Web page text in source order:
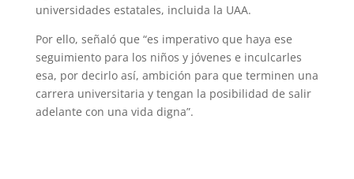
universidades estatales, incluida la UAA.
Por ello, señaló que “es imperativo que haya ese
seguimiento para los niños y jóvenes e inculcarles
esa, por decirlo así, ambición para que terminen una
carrera universitaria y tengan la posibilidad de salir
adelante con una vida digna”.